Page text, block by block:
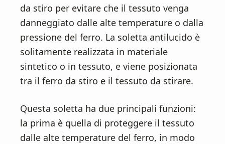
da stiro per evitare che il tessuto venga
danneggiato dalle alte temperature o dalla
pressione del ferro. La soletta antilucido è
solitamente realizzata in materiale
sintetico o in tessuto, e viene posizionata
tra il ferro da stiro e il tessuto da stirare.
Questa soletta ha due principali funzioni:
la prima è quella di proteggere il tessuto
dalle alte temperature del ferro, in modo